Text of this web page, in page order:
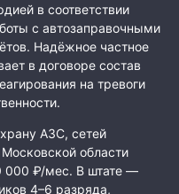
в соответствии
с автозаправочными
Надёжное частное
в договоре состав
на тревоги
АЗС, сетей
области
000 ₽/мес. В штате —
4–6 разряда,